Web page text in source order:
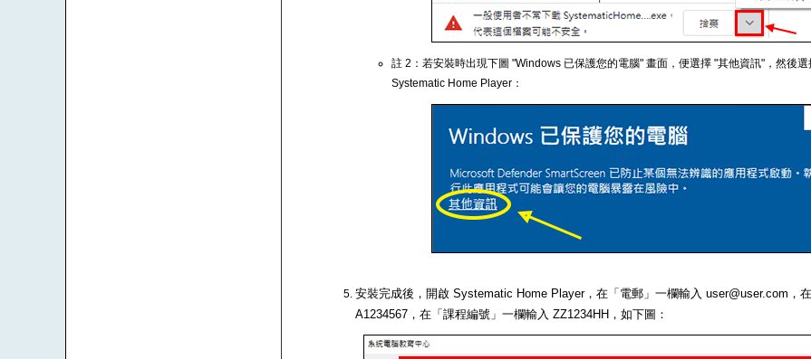
註 2：若安裝時出現下圖 "Windows 已保護您的電腦" 畫面，便選擇 "其他資訊"，然後
Systematic Home Player：
安裝完成後，開啟 Systematic Home Player，在「電郵」一欄輸入 user@user.com，
A1234567，在「課程編號」一欄輸入 ZZ1234HH，如下圖：